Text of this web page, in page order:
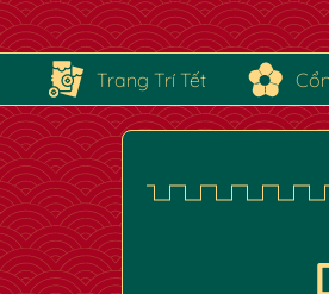
Trang Trí Tết